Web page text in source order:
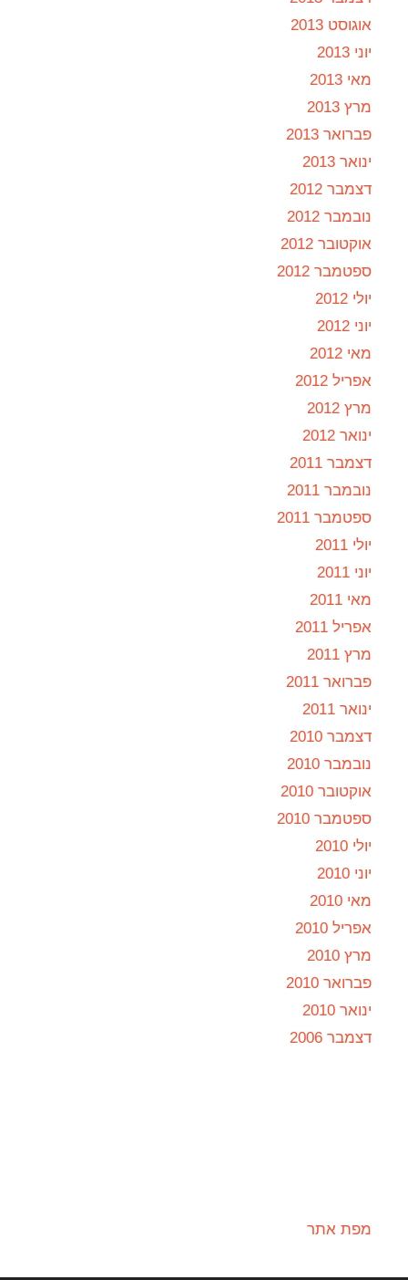
אוגוסט 2013
יוני 2013
מאי 2013
מרץ 2013
פברואר 2013
ינואר 2013
דצמבר 2012
נובמבר 2012
אוקטובר 2012
ספטמבר 2012
יולי 2012
יוני 2012
מאי 2012
אפריל 2012
מרץ 2012
ינואר 2012
דצמבר 2011
נובמבר 2011
ספטמבר 2011
יולי 2011
יוני 2011
מאי 2011
אפריל 2011
מרץ 2011
פברואר 2011
ינואר 2011
דצמבר 2010
נובמבר 2010
אוקטובר 2010
ספטמבר 2010
יולי 2010
יוני 2010
מאי 2010
אפריל 2010
מרץ 2010
פברואר 2010
ינואר 2010
דצמבר 2006
מפת אתר